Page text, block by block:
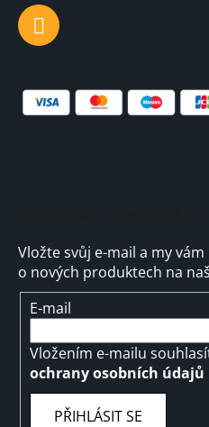
Vložte svůj e-mail a my
o nových produktech na
E-mail
Vložením e-mailu
ochrany osobních údajů
PŘIHLÁSIT SE